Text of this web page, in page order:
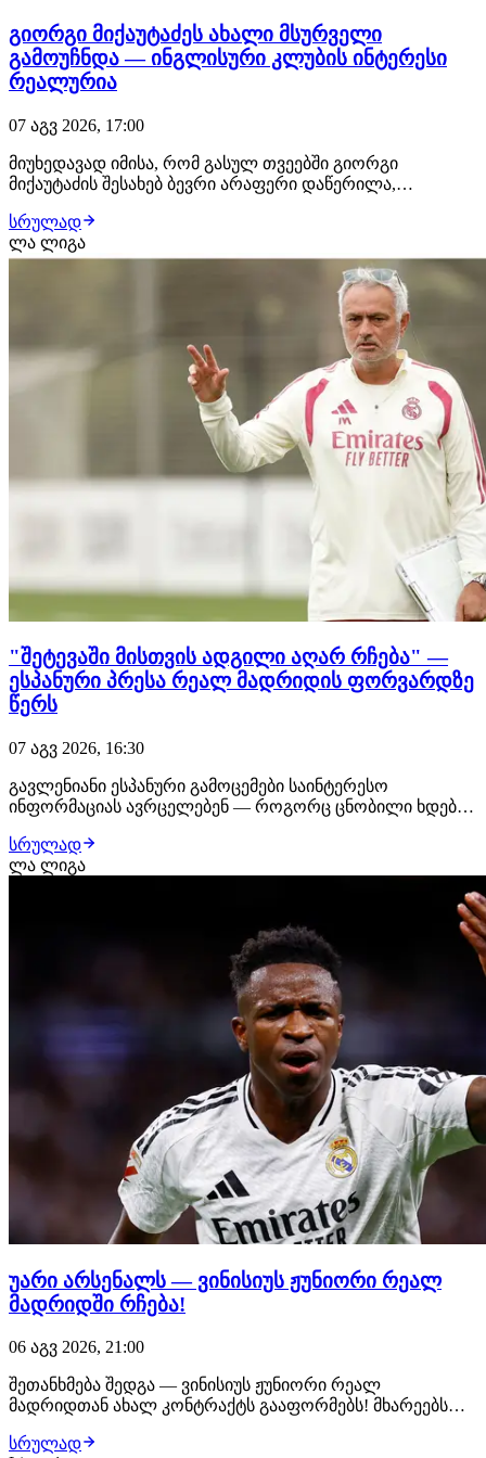
გიორგი მიქაუტაძეს ახალი მსურველი
გამოუჩნდა — ინგლისური კლუბის ინტერესი
რეალურია
07 აგვ 2026, 17:00
მიუხედავად იმისა, რომ გასულ თვეებში გიორგი
მიქაუტაძის შესახებ ბევრი არაფერი დაწერილა,
ფანჯრის ერთ-ერთ მოთხოვნად ფეხბურთელად ამ
დრომდე რჩება. როგორც ჩვენთვის ხდება ცნობილი,
ქართველი თავდამსხმელით ტოტენჰემი ინტერესდება.
სრულად
ლა ლიგა
"შეტევაში მისთვის ადგილი აღარ რჩება" —
ესპანური პრესა რეალ მადრიდის ფორვარდზე
წერს
07 აგვ 2026, 16:30
გავლენიანი ესპანური გამოცემები საინტერესო
ინფორმაციას ავრცელებენ — როგორც ცნობილი ხდება,
დატოვოს. მიზეზი ისაა, რომ ჟოზე მოურინიო ბრაზილიელ
ფორვარდს დიდ სათამაშო დროს ვერ ჰპირდება,
სრულად
ლა ლიგა
უარი არსენალს — ვინისიუს ჟუნიორი რეალ
მადრიდში რჩება!
06 აგვ 2026, 21:00
შეთანხმება შედგა — ვინისიუს ჟუნიორი რეალ
მადრიდთან ახალ კონტრაქტს გააფორმებს! მხარეებს
ფეხბურთელი უახლოეს საათებში ახალ, 6-წლიან
სრულად